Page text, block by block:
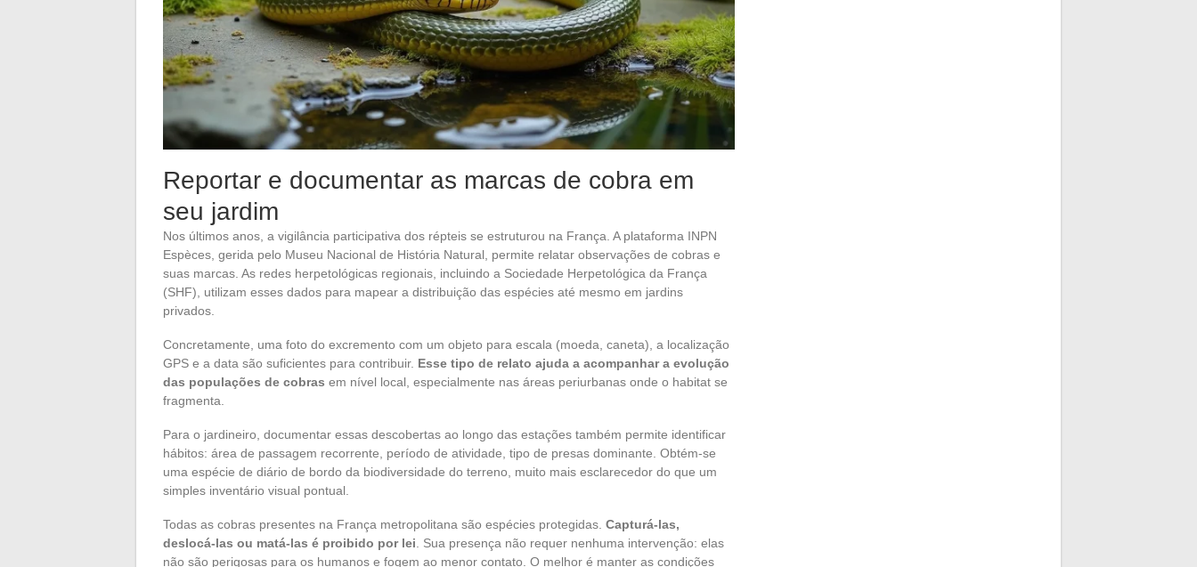
Reportar e documentar as marcas de cobra em
seu jardim
Nos últimos anos, a vigilância participativa dos répteis se estruturou na França. A plataforma INPN
Espèces, gerida pelo Museu Nacional de História Natural, permite relatar observações de cobras e
suas marcas. As redes herpetológicas regionais, incluindo a Sociedade Herpetológica da França
(SHF), utilizam esses dados para mapear a distribuição das espécies até mesmo em jardins
privados.
Concretamente, uma foto do excremento com um objeto para escala (moeda, caneta), a localização
GPS e a data são suficientes para contribuir. Esse tipo de relato ajuda a acompanhar a evolução
das populações de cobras em nível local, especialmente nas áreas periurbanas onde o habitat se
fragmenta.
Para o jardineiro, documentar essas descobertas ao longo das estações também permite identificar
hábitos: área de passagem recorrente, período de atividade, tipo de presas dominante. Obtém-se
uma espécie de diário de bordo da biodiversidade do terreno, muito mais esclarecedor do que um
simples inventário visual pontual.
Todas as cobras presentes na França metropolitana são espécies protegidas. Capturá-las,
deslocá-las ou matá-las é proibido por lei . Sua presença não requer nenhuma intervenção: elas
não são perigosas para os humanos e fogem ao menor contato. O melhor é manter as condições